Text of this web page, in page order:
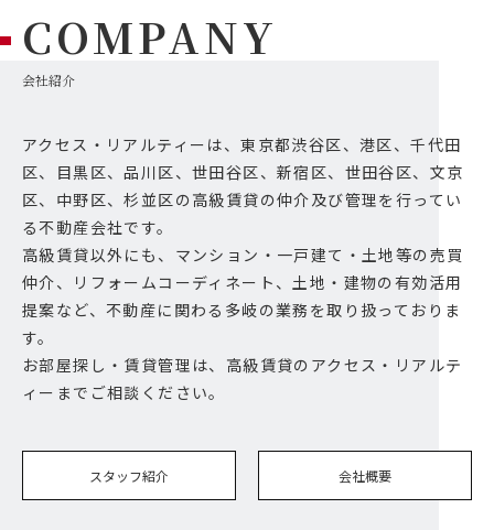
COMPANY
会社紹介
アクセス・リアルティーは、東京都渋谷区、港区、千代田
区、目黒区、品川区、世田谷区、新宿区、世田谷区、文京
区、中野区、杉並区の高級賃貸の仲介及び管理を行ってい
る不動産会社です。
高級賃貸以外にも、マンション・一戸建て・土地等の売買
仲介、リフォームコーディネート、土地・建物の有効活用
提案など、不動産に関わる多岐の業務を取り扱っておりま
す。
お部屋探し・賃貸管理は、高級賃貸のアクセス・リアルテ
ィーまでご相談ください。
スタッフ紹介 会社概要